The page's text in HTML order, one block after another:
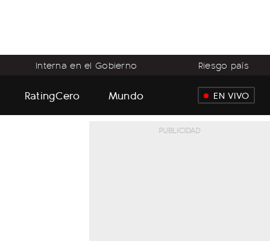
Interna en el Gobierno Riesgo país
RatingCero Mundo EN VIVO